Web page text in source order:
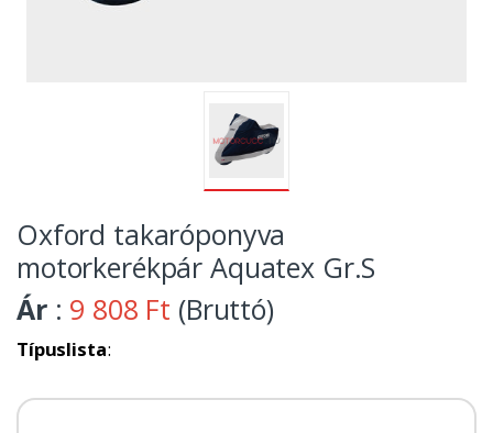
Oxford takaróponyva
motorkerékpár Aquatex Gr.S
Ár : 9 808 Ft (Bruttó)
Típuslista: